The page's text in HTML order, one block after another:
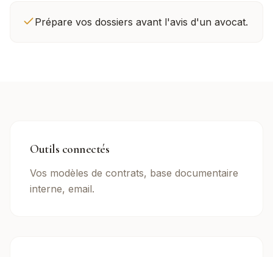
Prépare vos dossiers avant l'avis d'un avocat.
Outils connectés
Vos modèles de contrats, base documentaire
interne, email.